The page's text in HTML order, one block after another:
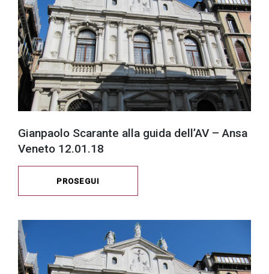
Gianpaolo Scarante alla guida dell’AV – Ansa
Veneto 12.01.18
PROSEGUI